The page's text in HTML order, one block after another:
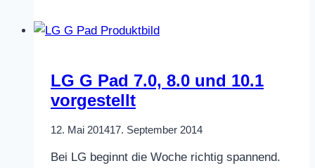
LG G Pad 7.0, 8.0 und 10.1
vorgestellt
12. Mai 201417. September 2014
Bei LG beginnt die Woche richtig spannend.